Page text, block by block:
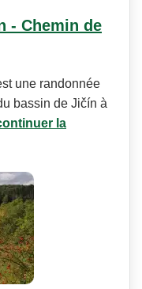
- Chemin de
une randonnée
bassin de Jičín à
la